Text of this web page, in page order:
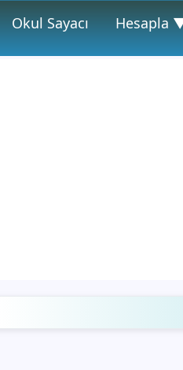
Okul Sayacı Hesapla